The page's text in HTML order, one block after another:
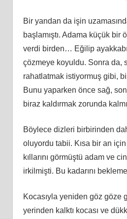
Bir yandan da işin
başlamıştı. Adama küçük bir
verdi birden… Eğilip
çözmeye koyuldu. Sonra da,
rahatlatmak istiyormuş gibi,
Bunu yaparken önce sağ,
biraz kaldırmak zorunda
Böylece dizleri birbirinden
oluyordu tabii. Kısa bir an için
kıllarını görmüştü adam ve
irkilmişti. Bu kadarını
Kocasıyla yeniden göz göze
yerinden kalktı kocası ve